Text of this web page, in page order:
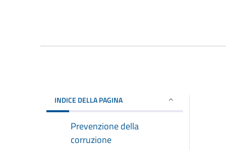
INDICE DELLA PAGINA
Prevenzione della
corruzione